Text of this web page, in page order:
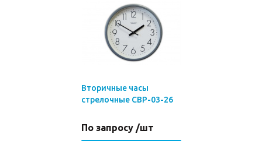
Вторичные часы
стрелочные СВР-03-26
По запросу /шт